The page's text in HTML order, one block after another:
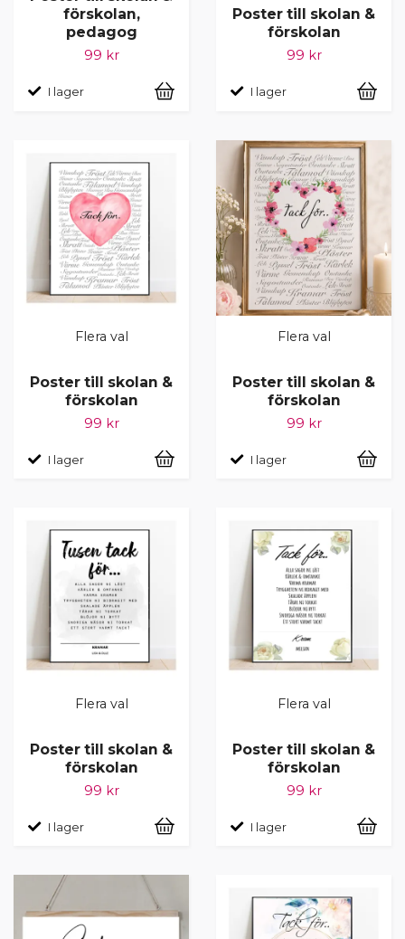
förskolan,
pedagog
99 kr
I lager
Poster till skolan &
förskolan
99 kr
I lager
Flera val
Poster till skolan &
förskolan
99 kr
I lager
Flera val
Poster till skolan &
förskolan
99 kr
I lager
Flera val
Poster till skolan &
förskolan
99 kr
I lager
Flera val
Poster till skolan &
förskolan
99 kr
I lager